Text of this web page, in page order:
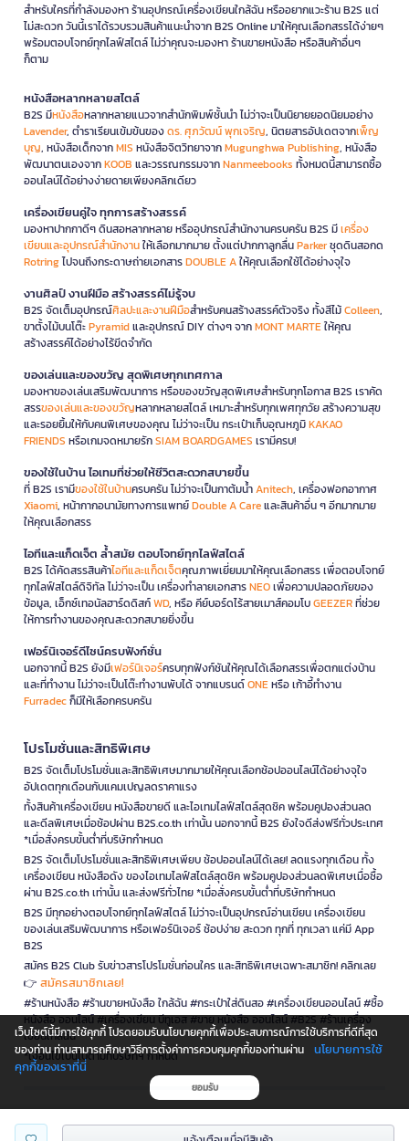
สำหรับใครที่กำลังมองหา ร้านอุปกรณ์เครื่องเขียนใกล้ฉัน หรืออยากแวะร้าน B2S แต่
ไม่สะดวก วันนี้เราได้รวบรวมสินค้าแนะนำจาก B2S Online มาให้คุณเลือกสรรได้ง่ายๆ
พร้อมตอบโจทย์ทุกไลฟ์สไตล์ ไม่ว่าคุณจะมองหา ร้านขายหนังสือ หรือสินค้าอื่นๆ
ก็ตาม
หนังสือหลากหลายสไตล์
B2S มีหนังสือหลากหลายแนวจากสำนักพิมพ์ชั้นนำ ไม่ว่าจะเป็นนิยายยอดนิยมอย่าง
Lavender, ตำราเรียนเข้มข้นของดร. ศุภวัฒน์ พุกเจริญ, นิตยสารอัปเดตจากเพ็ญ
บุญ, หนังสือเด็กจากMIS หนังสือจิตวิทยาจากMugunghwa Publishing, หนังสือ
พัฒนาตนเองจากKOOB และวรรณกรรมจากNanmeebooks ทั้งหมดนี้สามารถซื้อ
ออนไลน์ได้อย่างง่ายดายเพียงคลิกเดียว
เครื่องเขียนคู่ใจ ทุกการสร้างสรรค์
มองหาปากกาดีๆ ดินสอหลากหลาย หรืออุปกรณ์สำนักงานครบครัน B2S มีเครื่อง
เขียนและอุปกรณ์สำนักงานให้เลือกมากมาย ตั้งแต่ปากกาลูกลื่นParkerชุดดินสอกด
Rotringไปจนถึงกระดาษถ่ายเอกสารDOUBLE Aให้คุณเลือกใช้ได้อย่างจุใจ
งานศิลป์ งานฝีมือ สร้างสรรค์ไม่รู้จบ
B2S จัดเต็มอุปกรณ์ศิลปะและงานฝีมือสำหรับคนสร้างสรรค์ตัวจริง ทั้งสีไม้Colleen,
ขาตั้งไม้บนโต๊ะPyramidและอุปกรณ์ DIY ต่างๆ จากMONT MARTEให้คุณ
สร้างสรรค์ได้อย่างไร้ขีดจำกัด
ของเล่นและของขวัญ สุดพิเศษทุกเทศกาล
มองหาของเล่นเสริมพัฒนาการ หรือของขวัญสุดพิเศษสำหรับทุกโอกาส B2S เราคัด
สรรของเล่นและของขวัญหลากหลายสไตล์ เหมาะสำหรับทุกเพศทุกวัย สร้างความสุข
และรอยยิ้มให้กับคนพิเศษของคุณ ไม่ว่าจะเป็น กระเป๋าเก็บอุณหภูมิKAKAO
FRIENDS หรือเกมจดหมายรักSIAM BOARDGAMES เรามีครบ!
ของใช้ในบ้าน ไอเทมที่ช่วยให้ชีวิตสะดวกสบายขึ้น
ที่ B2S เรามีของใช้ในบ้านครบครัน ไม่ว่าจะเป็นกาต้มน้ำAnitech, เครื่องฟอกอากาศ
Xiaomi, หน้ากากอนามัยทางการแพทย์Double A Careและสินค้าอื่น ๆ อีกมากมาย
ให้คุณเลือกสรร
ไอทีและแก็ดเจ็ต ล้ำสมัย ตอบโจทย์ทุกไลฟ์สไตล์
B2S ได้คัดสรรสินค้าไอทีและแก็ดเจ็ตคุณภาพเยี่ยมมาให้คุณเลือกสรร เพื่อตอบโจทย์
ทุกไลฟ์สไตล์ดิจิทัล ไม่ว่าจะเป็น เครื่องทำลายเอกสารNEOเพื่อความปลอดภัยของ
ข้อมูล, เอ็กซ์เทอนัลฮาร์ดดิสก์WD, หรือ คีย์บอร์ดไร้สายเมาส์คอมโบGEEZERที่ช่วย
ให้การทำงานของคุณสะดวกสบายยิ่งขึ้น
เฟอร์นิเจอร์ดีไซน์ครบฟังก์ชั่น
นอกจากนี้ B2S ยังมีเฟอร์นิเจอร์ครบทุกฟังก์ชันให้คุณได้เลือกสรรเพื่อตกแต่งบ้าน
และที่ทำงาน ไม่ว่าจะเป็นโต๊ะทำงานพับได้ จากแบรนด์ONEหรือ เก้าอี้ทำงาน
Furradecก็มีให้เลือกครบครัน
โปรโมชั่นและสิทธิพิเศษ
B2S จัดเต็มโปรโมชั่นและสิทธิพิเศษมากมายให้คุณเลือกช้อปออนไลน์ได้อย่างจุใจ
อัปเดตทุกเดือนกับแคมเปญลดราคาแรง
ทั้งสินค้าเครื่องเขียน หนังสือขายดี และไอเทมไลฟ์สไตล์สุดชิค พร้อมคูปองส่วนลด
และดีลพิเศษเมื่อช้อปผ่าน B2S.co.th เท่านั้น นอกจากนี้ B2S ยังใจดีส่งฟรีทั่วประเทศ
*เมื่อสั่งครบขั้นต่ำที่บริษัทกำหนด
B2S จัดเต็มโปรโมชั่นและสิทธิพิเศษเพียบ ช้อปออนไลน์ได้เลย! ลดแรงทุกเดือน ทั้ง
เครื่องเขียน หนังสือดัง ของไอเทมไลฟ์สไตล์สุดชิค พร้อมคูปองส่วนลดพิเศษเมื่อซื้อ
ผ่าน B2S.co.th เท่านั้น และส่งฟรีทั่วไทย *เมื่อสั่งครบขั้นต่ำที่บริษัทกำหนด
B2S มีทุกอย่างตอบโจทย์ทุกไลฟ์สไตล์ ไม่ว่าจะเป็นอุปกรณ์อ่านเขียน เครื่องเขียน
ของเล่นเสริมพัฒนาการ หรือเฟอร์นิเจอร์ ช้อปง่าย สะดวก ทุกที่ ทุกเวลา แค่มี App
B2S
สมัคร B2S Club รับข่าวสารโปรโมชั่นก่อนใคร และสิทธิพิเศษเฉพาะสมาชิก! คลิกเลย
👉 สมัครสมาชิกเลย!
#ร้านหนังสือ #ร้านขายหนังสือ ใกล้ฉัน #กระเป๋าใส่ดินสอ #เครื่องเขียนออนไลน์ #ซื้อ
หนังสือ ออนไลน์ #เครื่องเขียน บีทูเอส #ขาย หนังสือ ออนไลน์ #B2S #ร้านเครื่อง
เขียนใกล้ฉัน
*เงื่อนไขเป็นไปตามที่บริษัทฯ กำหนด
is a company operating under
เว็บไซต์นี้มีการใช้คุกกี้ โปรดยอมรับนโยบายคุกกี้เพื่อประสบการณ์การใช้บริการที่ดีที่สุด
ของท่าน ท่านสามารถศึกษาวิธีการตั้งค่าการควบคุมคุกกี้ของท่านผ่าน
นโยบายการใช้
คุกกี้ของเราที่นี่
ยอมรับ